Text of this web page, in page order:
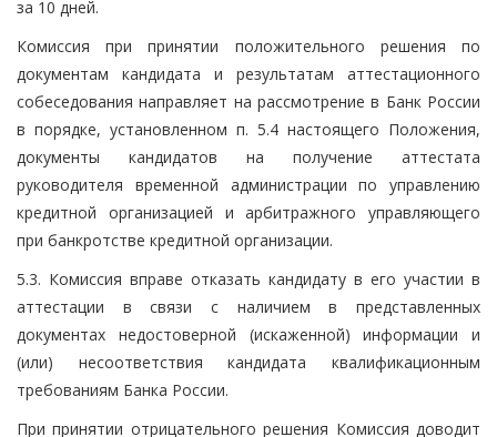
за 10 дней.
Комиссия при принятии положительного решения по
документам кандидата и результатам аттестационного
собеседования направляет на рассмотрение в Банк России
в порядке, установленном п. 5.4 настоящего Положения,
документы кандидатов на получение аттестата
руководителя временной администрации по управлению
кредитной организацией и арбитражного управляющего
при банкротстве кредитной организации.
5.3. Комиссия вправе отказать кандидату в его участии в
аттестации в связи с наличием в представленных
документах недостоверной (искаженной) информации и
(или) несоответствия кандидата квалификационным
требованиям Банка России.
При принятии отрицательного решения Комиссия доводит